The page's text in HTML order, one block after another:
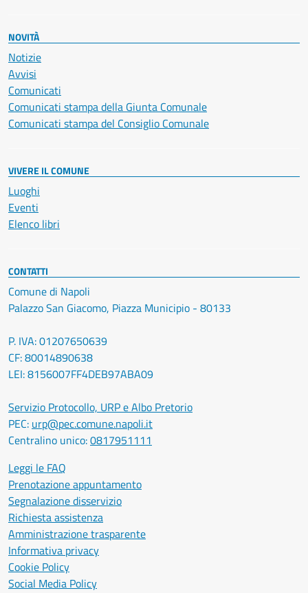
NOVITÀ
Notizie
Avvisi
Comunicati
Comunicati stampa della Giunta Comunale
Comunicati stampa del Consiglio Comunale
VIVERE IL COMUNE
Luoghi
Eventi
Elenco libri
CONTATTI
Comune di Napoli
Palazzo San Giacomo, Piazza Municipio - 80133
P. IVA: 01207650639
CF: 80014890638
LEI: 8156007FF4DEB97ABA09
Servizio Protocollo, URP e Albo Pretorio
PEC: urp@pec.comune.napoli.it
Centralino unico:0817951111
Leggi le FAQ
Prenotazione appuntamento
Segnalazione disservizio
Richiesta assistenza
Amministrazione trasparente
Informativa privacy
Cookie Policy
Social Media Policy